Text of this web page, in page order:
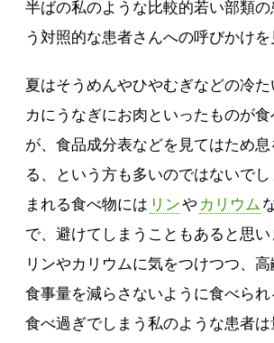
半ばの私のような比較的若い部類
う対照的な患者さんへの呼びかけを
夏はそうめんやひやむぎなどの冷た
カにうなぎにお肉といったものが
が、食品成分表などを見てはため
る、という方も多いのではないで
まれる食べ物には リンや カリウム
で、避けてしまうこともあると思い
リンやカリウムに気をつけつつ、
食事量を減らさないように食べられ
食べ過ぎでしまう私のような患者